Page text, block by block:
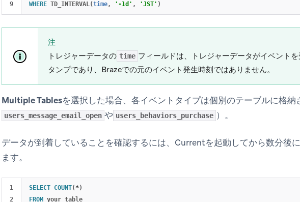
WHERE TD_INTERVAL(time, '-1d' , 'JST' )
注
トレジャーデータの time フィールドは、トレジャーデータがイベント
タンプであり、Brazeでの元のイベント発生時刻ではありません。
Multiple Tablesを選択した場合、各イベントタイプは個別のテーブルに格納
users_message_email_open や users_behaviors_purchase ）。
データが到着していることを確認するには、Currentを起動してから数分後
ます。
1
2
SELECT COUNT( *)
FROM your_table